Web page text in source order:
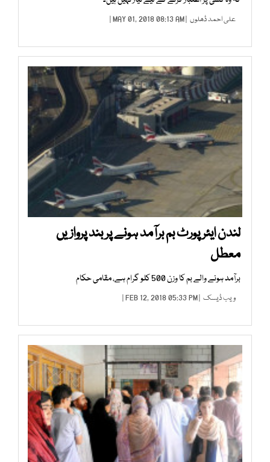
علی احمد ڈھلوں | MAY 01, 2018 08:13 AM |
لندن ایئرپورٹ بم برآمد ہونے پر بند پروازیں
معطل
برآمد ہونے والے بم کا وزن 500 کلو گرام ہے، مقامی حکام
ویب ڈیسک | FEB 12, 2018 05:33 PM |